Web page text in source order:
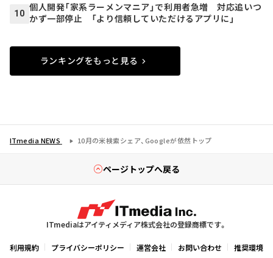
10
個人開発「家系ラーメンマニア」で利用者急増 対応追いつ
かず一部停止 「より信頼していただけるアプリに」
ランキングをもっと見る
ITmedia NEWS 10月の米検索シェア、Googleが依然トップ
ページトップへ戻る
ITmediaはアイティメディア株式会社の登録商標です。
利用規約 プライバシーポリシー 運営会社 お問い合わせ 推奨環境